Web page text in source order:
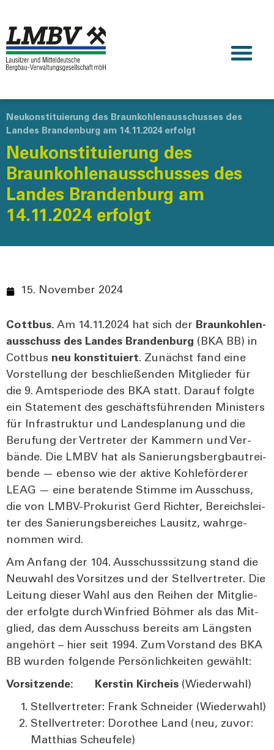
Neukonstituierung des Braunkohlenausschusses des
Landes Brandenburg am 14.11.2024 erfolgt
Neukonstituierung des
Braunkohlenausschusses des
Landes Brandenburg am
14.11.2024 erfolgt
15. November 2024
Cott­bus. Am 14.11.2024 hat sich der Braun­koh­len­
aus­schuss des Lan­des Bran­den­burg (BKA BB) in
Cott­bus neu kon­sti­tu­iert. Zunächst fand eine
Vor­stel­lung der beschlie­ßen­den Mit­glie­der für
die 9. Amts­pe­ri­ode des BKA statt. Dar­auf folg­te
ein State­ment des geschäfts­füh­ren­den Minis­ters
für Infra­struk­tur und Lan­des­pla­nung und die
Beru­fung der Ver­tre­ter der Kam­mern und Ver­
bän­de. Die LMBV hat als Sanie­rungs­berg­bau­trei­
ben­de — eben­so wie der akti­ve Koh­le­för­de­rer
LEAG — eine bera­ten­de Stim­me im Aus­schuss,
die von LMBV-Pro­ku­rist Gerd Rich­ter, Bereichs­lei­
ter des Sanie­rungs­be­rei­ches Lau­sitz, wahr­ge­
nom­men wird.
Am Anfang der 104. Aus­schuss­sit­zung stand die
Neu­wahl des Vor­sit­zes und der Stell­ver­tre­ter. Die
Lei­tung die­ser Wahl aus den Rei­hen der Mit­glie­
der erfolg­te durch Win­fried Böh­mer als das Mit­
glied, das dem Aus­schuss bereits am Längs­ten
ange­hört – hier seit 1994. Zum Vor­stand des BKA
BB wur­den fol­gen­de Per­sön­lich­kei­ten gewählt:
Vor­sit­zen­de: Kers­tin Kirch­eis (Wie­der­wahl)
Stell­ver­tre­ter: Frank Schnei­der (Wie­der­wahl)
Stell­ver­tre­ter: Doro­thee Land (neu, zuvor:
Mat­thi­as Sche­ufe­le)